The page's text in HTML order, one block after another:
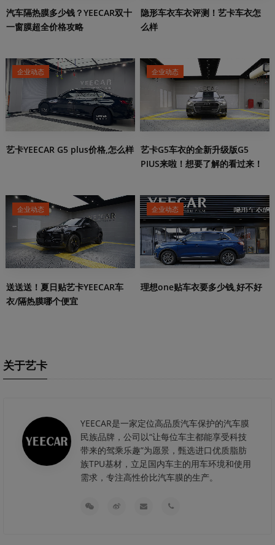
汽车隔热膜多少钱？YEECAR双十
一窗膜超全价格攻略
隐形车衣车衣评测！艺卡车衣怎
么样
企业动态
艺卡YEECAR G5 plus价格,怎么样
企业动态
艺卡G5车衣的全新升级版G5
PIUS来啦！想要了解的看过来！
企业动态
送送送！夏日贴艺卡YEECAR车
衣/隔热膜哪个便宜
企业动态
理想one贴车衣要多少钱,好不好
关于艺卡
YEECAR是一家定位高品质汽车保护的汽车膜
民族品牌，公司以“让每位车主都能享受科技
带来的驾乘乐趣”为愿景，甄选进口优质脂肪
族TPU基材，立足国内车主的用车环境和使用
需求，专注高性价比汽车膜的生产。